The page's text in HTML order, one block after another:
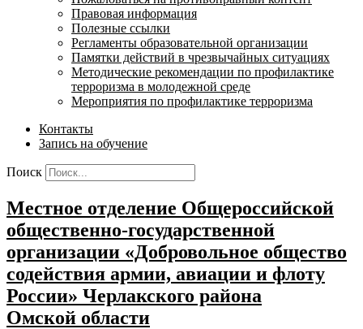
Правовая информация
Полезные ссылки
Регламенты образовательной организации
Памятки действий в чрезвычайных ситуациях
Методические рекомендации по профилактике
терроризма в молодежной среде
Мероприятия по профилактике терроризма
Контакты
Запись на обучение
Поиск
Местное отделение Общероссийской
общественно-государственной
организации «Добровольное общество
содействия армии, авиации и флоту
России» Черлакского района
Омской области